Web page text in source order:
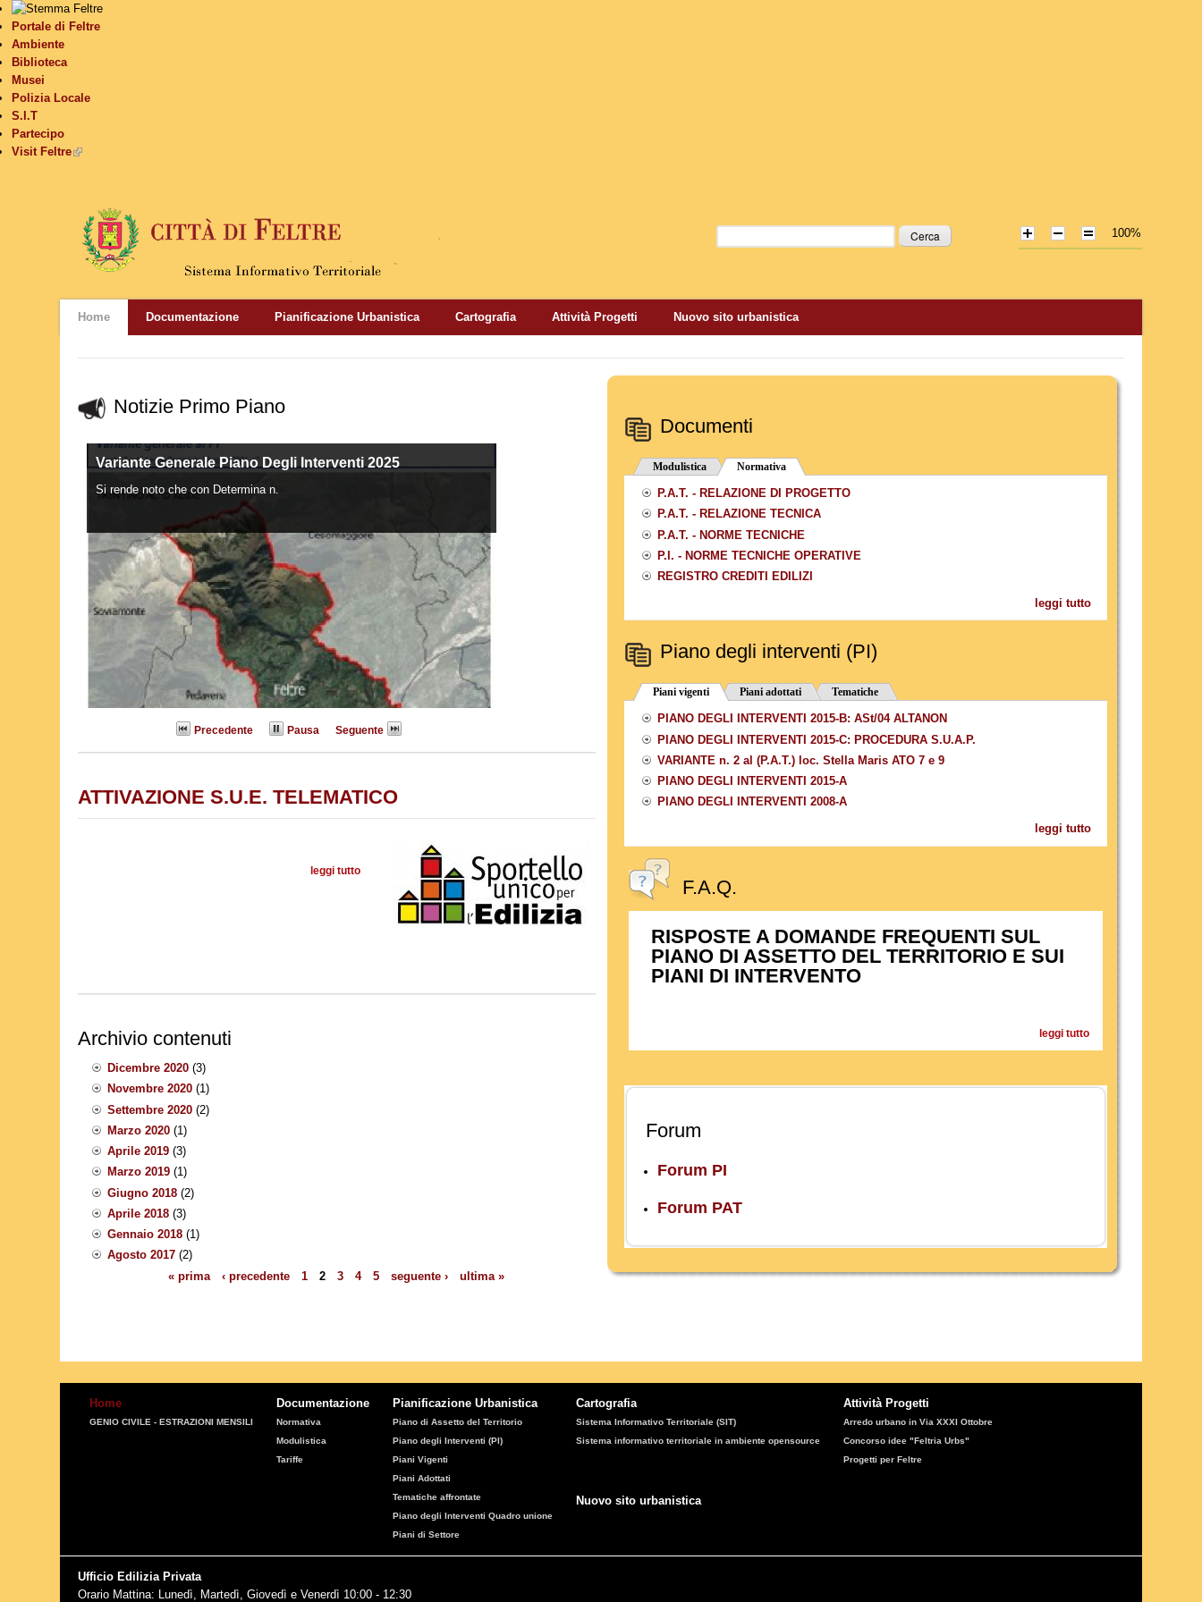
Portale di Feltre
Ambiente
Biblioteca
Musei
Polizia Locale
S.I.T
Partecipo
Visit Feltre(link is external)
100%
Home Documentazione Pianificazione Urbanistica Cartografia Attività Progetti Nuovo sito urbanistica
Notizie Primo Piano
Variante Generale Piano Degli Interventi 2025
Si rende noto che con Determina n.
VARIANTE VILLAPAIERA
Si informa che l'Amministrazione comunale sta p
Precedente Pausa Seguente
ATTIVAZIONE S.U.E. TELEMATICO
leggi tuttosu
Archivio contenuti
Dicembre 2020(3)
Novembre 2020(1)
Settembre 2020(2)
Marzo 2020(1)
Aprile 2019(3)
Marzo 2019(1)
Giugno 2018(2)
Aprile 2018(3)
Gennaio 2018(1)
Agosto 2017(2)
« prima ‹ precedente 1 2 3 4 5 seguente › ultima »
Documenti
Modulistica Normativa
P.A.T. - RELAZIONE DI PROGETTO
P.A.T. - RELAZIONE TECNICA
P.A.T. - NORME TECNICHE
P.I. - NORME TECNICHE OPERATIVE
REGISTRO CREDITI EDILIZI
leggi tutto
Piano degli interventi (PI)
Piani vigenti Piani adottati Tematiche
PIANO DEGLI INTERVENTI 2015-B: ASt/04 ALTANON
PIANO DEGLI INTERVENTI 2015-C: PROCEDURA S.U.A.P.
VARIANTE n. 2 al (P.A.T.) loc. Stella Maris ATO 7 e 9
PIANO DEGLI INTERVENTI 2015-A
PIANO DEGLI INTERVENTI 2008-A
leggi tutto
F.A.Q.
RISPOSTE A DOMANDE FREQUENTI SUL
PIANO DI ASSETTO DEL TERRITORIO E SUI
PIANI DI INTERVENTO
leggi tuttosu
Forum
Forum PI
Forum PAT
Home
GENIO CIVILE - ESTRAZIONI MENSILI
Documentazione
Normativa
Modulistica
Tariffe
Pianificazione Urbanistica
Piano di Assetto del Territorio
Piano degli Interventi (PI)
Piani Vigenti
Piani Adottati
Tematiche affrontate
Piano degli Interventi Quadro unione
Piani di Settore
Cartografia
Sistema Informativo Territoriale (SIT)
Sistema informativo territoriale in ambiente opensource
Attività Progetti
Arredo urbano in Via XXXI Ottobre
Concorso idee "Feltria Urbs"
Progetti per Feltre
Nuovo sito urbanistica
Ufficio Edilizia Privata
Orario Mattina: Lunedì, Martedì, Giovedì e Venerdì 10:00 - 12:30